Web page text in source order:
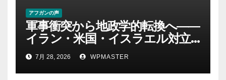
アフガンの声
軍事衝突から地政学的転換へ――
イラン・米国・イスラエル対立
後の中東 権力、抵抗、世界秩序
を問い直す-第２部
7月 28, 2026 WPMASTER